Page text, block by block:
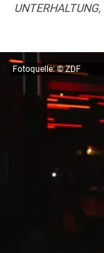
Fotoquelle: © ZDF